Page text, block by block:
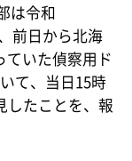
は令和
前日から北海
いた偵察用ド
て、当日15時
したことを、報